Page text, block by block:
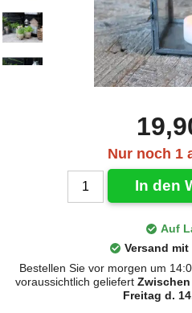
Nur noch 1
In den
Auf
Versand mit
Bestellen Sie vor morgen um
voraussichtlich geliefert
Freitag d.